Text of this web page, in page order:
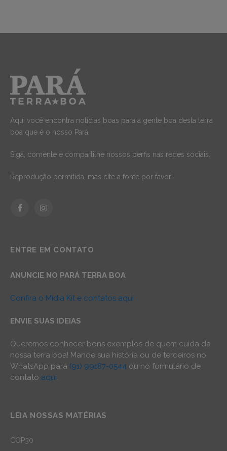
Aqui você encontra notícias boas para a gente boa desta terra
boa que é o nosso Pará.
Siga, comente e compartilhe nossos perfis nas redes sociais.
Reprodução permitida, mas cite a fonte por favor!
FacebookInstagram
ENTRE EM CONTATO
ANUNCIE NO PARÁ TERRA BOA
Confira o Mídia Kit e contatos aqui
ENVIE SUAS IDEIAS
Queremos conhecer bons exemplos de quem cuida da
nossa terra boa! Mande sua história ou de terceiros no
WhatsApp para (91) 99187-0544 ou no formulário de
contato aqui.
LEIA NOSSAS MATÉRIAS
COP30